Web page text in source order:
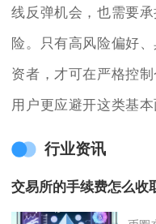
线反弹机会，也需要
险。只有高风险偏好
资者，才可在严格控
用户更应避开这类基
行业资讯
交易所的手续费怎么收